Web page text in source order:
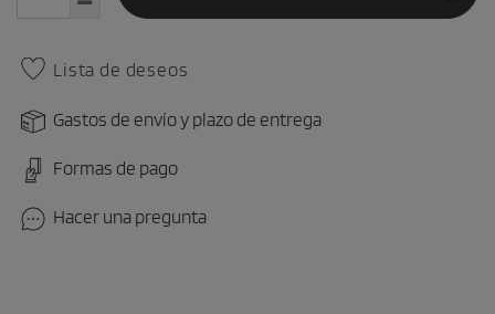
Lista de deseos
Gastos de envío y plazo de entrega
Formas de pago
Hacer una pregunta